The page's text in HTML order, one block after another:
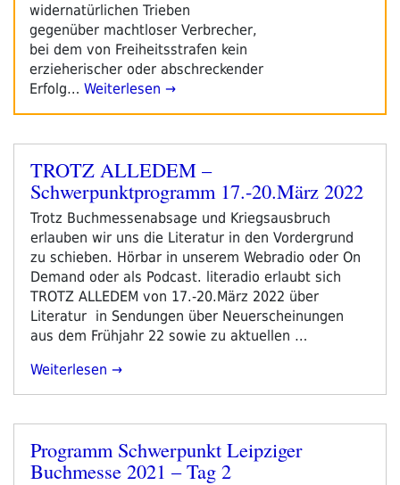
widernatürlichen Trieben
gegenüber machtloser Verbrecher,
bei dem von Freiheitsstrafen kein
erzieherischer oder abschreckender
Erfolg… Weiterlesen →
Veröffentlicht
am
TROTZ ALLEDEM –
Schwerpunktprogramm 17.-20.März 2022
Trotz Buchmessenabsage und Kriegsausbruch
erlauben wir uns die Literatur in den Vordergrund
zu schieben. Hörbar in unserem Webradio oder On
Demand oder als Podcast. literadio erlaubt sich
TROTZ ALLEDEM von 17.-20.März 2022 über
Literatur in Sendungen über Neuerscheinungen
aus dem Frühjahr 22 sowie zu aktuellen …
„TROTZ
Schwerpunktprogramm
17.-20.März
2022“
Weiterlesen
Veröffentlicht
am
Programm Schwerpunkt Leipziger
Buchmesse 2021 – Tag 2